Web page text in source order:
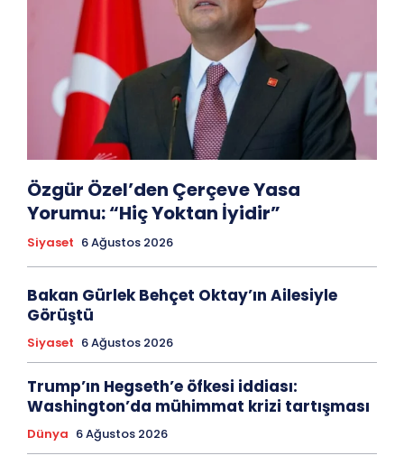
Özgür Özel’den Çerçeve Yasa
Yorumu: “Hiç Yoktan İyidir”
Siyaset 6 Ağustos 2026
Bakan Gürlek Behçet Oktay’ın Ailesiyle
Görüştü
Siyaset 6 Ağustos 2026
Trump’ın Hegseth’e öfkesi iddiası:
Washington’da mühimmat krizi tartışması
Dünya 6 Ağustos 2026